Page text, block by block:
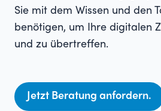
Sie mit dem Wissen und den
benötigen, um Ihre digitalen
und zu übertreffen.
Jetzt Beratung anfordern.